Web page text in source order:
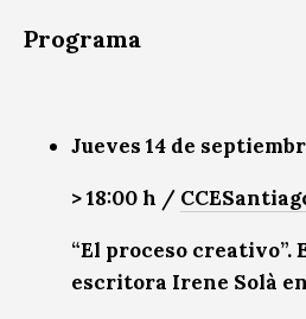
Programa
Jueves 14 de
> 18:00 h /
“El proceso creativo”.
escritora Irene Solà